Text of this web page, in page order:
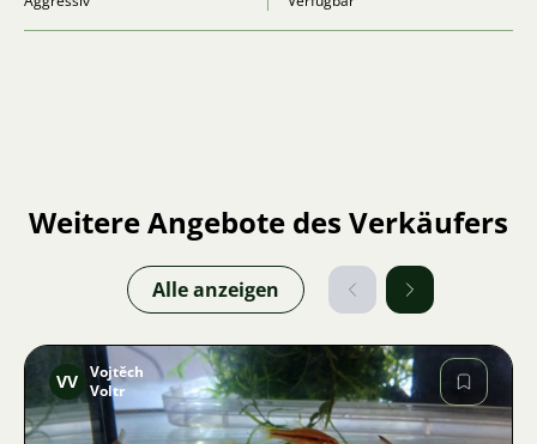
Weitere Angebote des Verkäufers
Alle anzeigen
VV Vojtěch
Voltr